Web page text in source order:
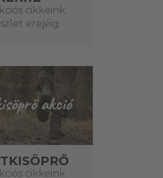
cikkeink
erejéig
cikkeink